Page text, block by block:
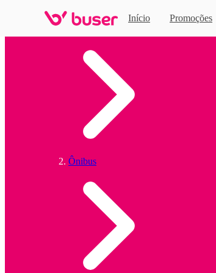
Início Promoções
Ônibus